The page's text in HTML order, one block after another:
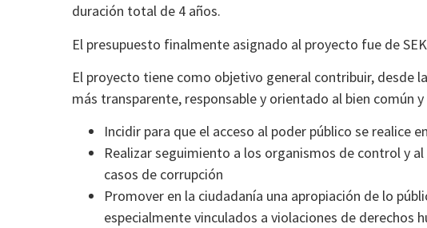
duración total de 4 años.
El presupuesto finalmente asignado al proyecto fue de
El proyecto tiene como objetivo general contribuir, desde
más transparente, responsable y orientado al bien común
Incidir para que el acceso al poder público se realice
Realizar seguimiento a los organismos de control y
casos de corrupción
Promover en la ciudadanía una apropiación de lo
especialmente vinculados a violaciones de derechos